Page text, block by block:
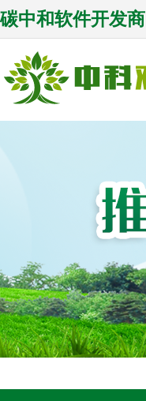
碳中和软件开发商